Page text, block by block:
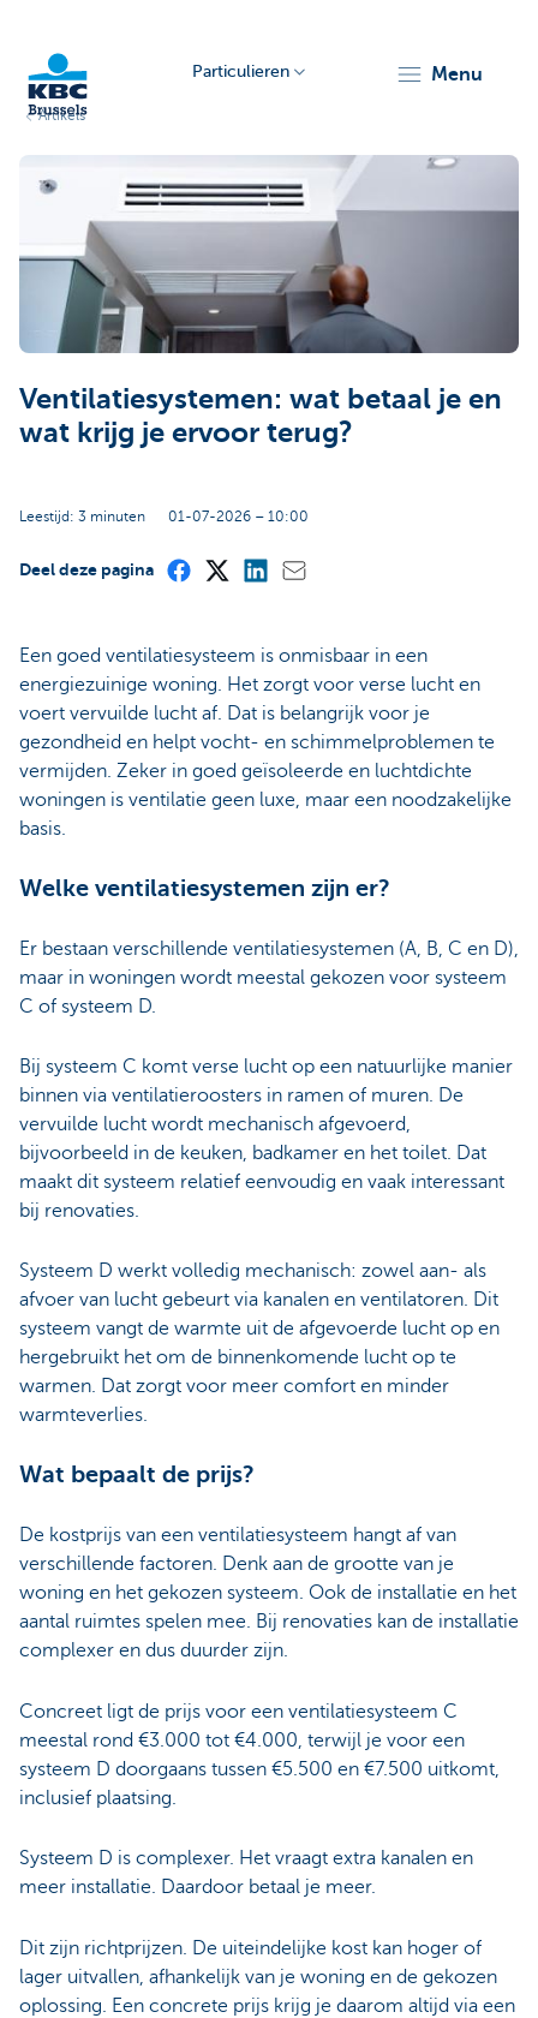
Brussels
Particulieren menu
Artikels
Ventilatiesystemen: wat betaal je en
wat krijg je ervoor terug?
Leestijd: 3 minuten 01-07-2026 – 10:00
Deel deze pagina
Een goed ventilatiesysteem is onmisbaar in een
energiezuinige woning. Het zorgt voor verse lucht en
voert vervuilde lucht af. Dat is belangrijk voor je
gezondheid en helpt vocht- en schimmelproblemen te
vermijden. Zeker in goed geïsoleerde en luchtdichte
woningen is ventilatie geen luxe, maar een noodzakelijke
basis.
Welke ventilatiesystemen zijn er?
Er bestaan verschillende ventilatiesystemen (A, B, C en D),
maar in woningen wordt meestal gekozen voor systeem
C of systeem D.
Bij systeem C komt verse lucht op een natuurlijke manier
binnen via ventilatieroosters in ramen of muren. De
vervuilde lucht wordt mechanisch afgevoerd,
bijvoorbeeld in de keuken, badkamer en het toilet. Dat
maakt dit systeem relatief eenvoudig en vaak interessant
bij renovaties.
Systeem D werkt volledig mechanisch: zowel aan- als
afvoer van lucht gebeurt via kanalen en ventilatoren. Dit
systeem vangt de warmte uit de afgevoerde lucht op en
hergebruikt het om de binnenkomende lucht op te
warmen. Dat zorgt voor meer comfort en minder
warmteverlies.
Wat bepaalt de prijs?
De kostprijs van een ventilatiesysteem hangt af van
verschillende factoren. Denk aan de grootte van je
woning en het gekozen systeem. Ook de installatie en het
aantal ruimtes spelen mee. Bij renovaties kan de installatie
complexer en dus duurder zijn.
Concreet ligt de prijs voor een ventilatiesysteem C
meestal rond €3.000 tot €4.000, terwijl je voor een
systeem D doorgaans tussen €5.500 en €7.500 uitkomt,
inclusief plaatsing.
Systeem D is complexer. Het vraagt extra kanalen en
meer installatie. Daardoor betaal je meer.
Dit zijn richtprijzen. De uiteindelijke kost kan hoger of
lager uitvallen, afhankelijk van je woning en de gekozen
oplossing. Een concrete prijs krijg je daarom altijd via een